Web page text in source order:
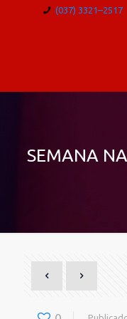
(037) 3321–2517
SEMANA